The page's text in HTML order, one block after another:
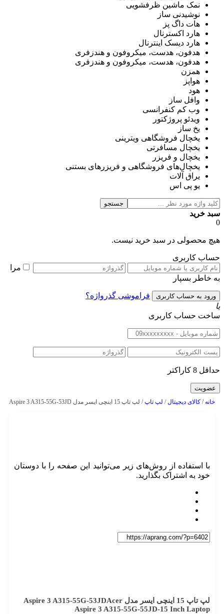
نمک ماشین ظرفشویی
نوشیدنی ساز
هات داگ پز
هارد اکسترنال
هارد دیسک اینترنال
هدفون، هدست، میکروفون و هندزفری
هدفون، هدست، میکروفون و هندزفری
همزن
هواپز
هود
وافل ساز
وب کم کنفرانسی
ویدئو پروژکتور
یخ ساز
یخچال فروشگاهی ویترینی
یخچال مسافرتی
یخچال و فریزر
یخچال‌های فروشگاهی و فریزرهای بستنی
یراق آلات
یو پی اس
جستجو
سبد خرید
0
هیچ محصولی در سبد خرید نیست.
حساب کاربری
مرا
به خاطر بسپار
فراموشی گذرواژه؟
یا
ساخت حساب کاربری
حداقل 8 کاراکتر
خانه/ کالای دیجیتال/ لپ تاپ/ لپ تاپ 15 اینچی ایسر مدل Aspire 3 A315-55G-53JD
با استفاده از روش‌های زیر می‌توانید این صفحه را با دوستان
خود به اشتراک بگذارید.
لپ تاپ 15 اینچی ایسر مدل Aspire 3 A315-55G-53JD
Acer
Aspire 3 A315-55G-55JD-15 Inch Laptop